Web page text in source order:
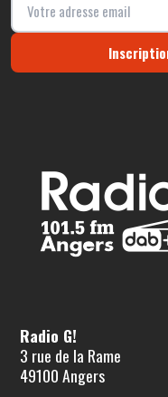
Radio G!
3 rue de la Rame
49100 Angers